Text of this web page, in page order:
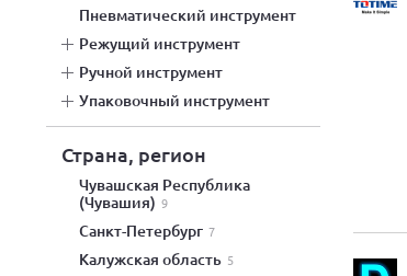
пневматический инструмент
режущий инструмент
ручной инструмент
упаковочный инструмент
Страна, регион
Чувашская Республика
(Чувашия) 9
Санкт-Петербург 7
Калужская область 5